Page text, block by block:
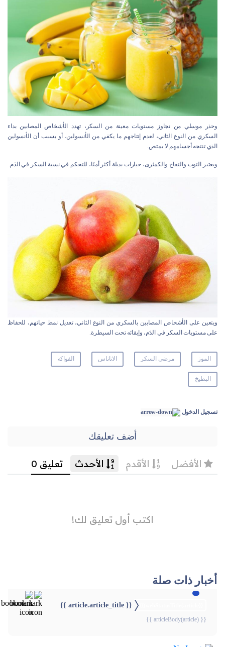
وحذر موسلي من تجاوز مستويات معينة من السكر، تهدد الأشخاص المصابين بداء
السكري من النوع الثاني، لعدم إنتاجهم ما يكفي من الأنسولين، أو بسبب أن الأنسولين
الذي تنتجه أجسامهم لا يمتص.
ويعتبر التوت والتفاح والكمثرى، خيارات بديلة أكثر أمنًا، للتحكم في نسبة السكر في الدَم.
ويتعين على الأشخاص المصابين بالسكري من النوع الثاني، تعديل نمط حياتهم، للحفاظ
على مستويات السكر في الدَم، وإبقائه تحت السيطرة.
الموز مرضى السكر الاناناس الفواكه
البطيخ
تسجيل الدخول
أضف تعليقك
أخبار ذات صلة
{{ article.article_title }}
{{ articleBody(article) }}